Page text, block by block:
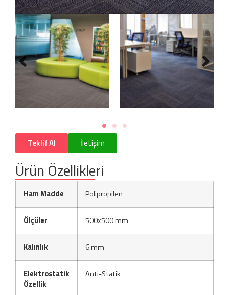
Teklif Al İletişim
Ürün Özellikleri
Ham Madde Polipropilen
Ölçüler 500x500 mm
Kalınlık 6 mm
Elektrostatik
Özellik
Anti-Statik